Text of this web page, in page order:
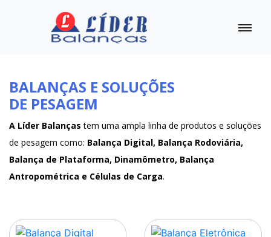
BALANÇAS E SOLUÇÕES
DE PESAGEM
A Líder Balanças tem uma ampla linha de produtos e soluções
de pesagem como: Balança Digital, Balança Rodoviária,
Balança de Plataforma, Dinamômetro, Balança
Antropométrica e Células de Carga.